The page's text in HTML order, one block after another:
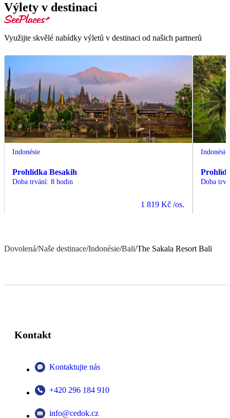
Výlety v destinaci
Využijte skvělé nabídky výletů v destinaci od našich partnerů
Indonésie
Prohlídka Besakih
Doba trvání: 8 hodin
1 819 Kč /os.
Indonésie
Doba
Dovolená/Naše destinace/Indonésie/Bali/The Sakala Resort Bali
Kontakt
Kontaktujte nás
+420 296 184 910
info@cedok.cz